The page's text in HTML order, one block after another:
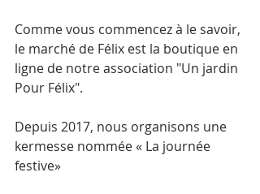
Comme vous commencez à le savoir,
le marché de Félix est la boutique en
ligne de notre association "Un jardin
Pour Félix".
Depuis 2017, nous organisons une
kermesse nommée « La journée
festive»